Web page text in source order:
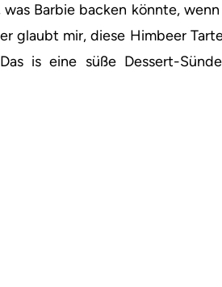
Barbie backen könnte, wenn
glaubt mir, diese Himbeer
is eine süße Dessert-